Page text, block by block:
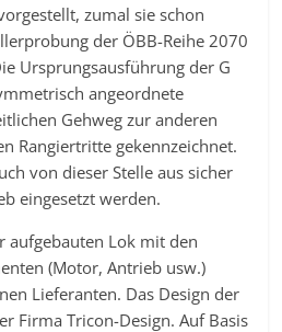
zumal sie schon
der ÖBB-Reihe 2070
Ursprungsausführung der G
angeordnete
Gehweg zur anderen
Rangiertritte gekennzeichnet.
von dieser Stelle aus sicher
eingesetzt werden.
aufgebauten Lok mit den
(Motor, Antrieb usw.)
Lieferanten. Das Design der
Firma Tricon-Design. Auf Basis